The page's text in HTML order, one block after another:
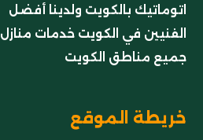
اتوماتيك بالكويت ولدينا أفضل
الفنيين في الكويت خدمات منازل
جميع مناطق الكويت
خريطة الموقع